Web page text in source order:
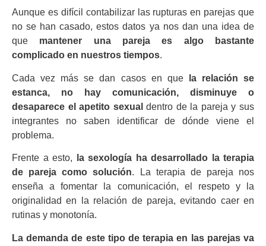
Aunque es difícil contabilizar las rupturas en parejas que
no se han casado, estos datos ya nos dan una idea de
que mantener una pareja es algo bastante
complicado en nuestros tiempos.
Cada vez más se dan casos en que
la relación se
estanca, no hay comunicación, disminuye o
desaparece el apetito sexual dentro de la pareja y sus
integrantes no saben identificar de dónde viene el
problema.
Frente a esto,
la sexología ha desarrollado la terapia
de pareja como solución. La terapia de pareja nos
enseña a fomentar la comunicación, el respeto y la
originalidad en la relación de pareja, evitando caer en
rutinas y monotonía.
La demanda de este tipo de terapia en las parejas va